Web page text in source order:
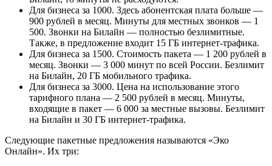
Для бизнеса за 1000. Здесь абонентская плата больше —
900 рублей в месяц. Минуты для местных звонков — 1
500. Звонки на Билайн — полностью безлимитные.
Также, в предложение входит 15 ГБ интернет-трафика.
Для бизнеса за 1500. Стоимость пакета — 1 200 рублей в
месяц. Звонки — 3 000 минут по всей России. Безлимит
на Билайн, 20 ГБ мобильного трафика.
Для бизнеса за 3000. Цена на использование этого
тарифного плана — 2 500 рублей в месяц. Минуты,
входящие в пакет — 6 000 за местные вызовы. Безлимит
на Билайн и 30 ГБ интернет-трафика.
Следующие пакетные предложения называются «Эко
Онлайн». Их три: